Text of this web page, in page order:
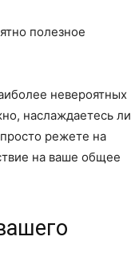
полезное
невероятных
наслаждаетесь ли
режете на
на ваше общее